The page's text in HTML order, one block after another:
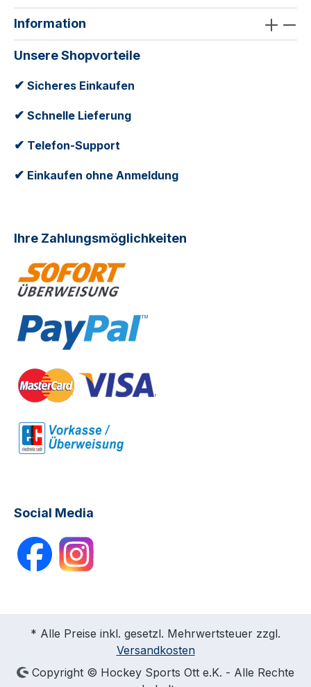
Information
Unsere Shopvorteile
✔ Sicheres Einkaufen
✔ Schnelle Lieferung
✔ Telefon-Support
✔ Einkaufen ohne Anmeldung
Ihre Zahlungsmöglichkeiten
Social Media
* Alle Preise inkl. gesetzl. Mehrwertsteuer zzgl.
Versandkosten
Copyright © Hockey Sports Ott e.K. - Alle Rechte